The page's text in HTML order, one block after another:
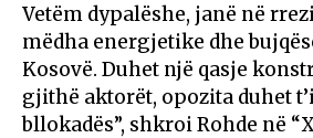
Vetëm dypalëshe, janë në
mëdha energjetike dhe
Kosovë. Duhet një qasje
gjithë aktorët, opozita duhet
bllokadës”, shkroi Rohde në